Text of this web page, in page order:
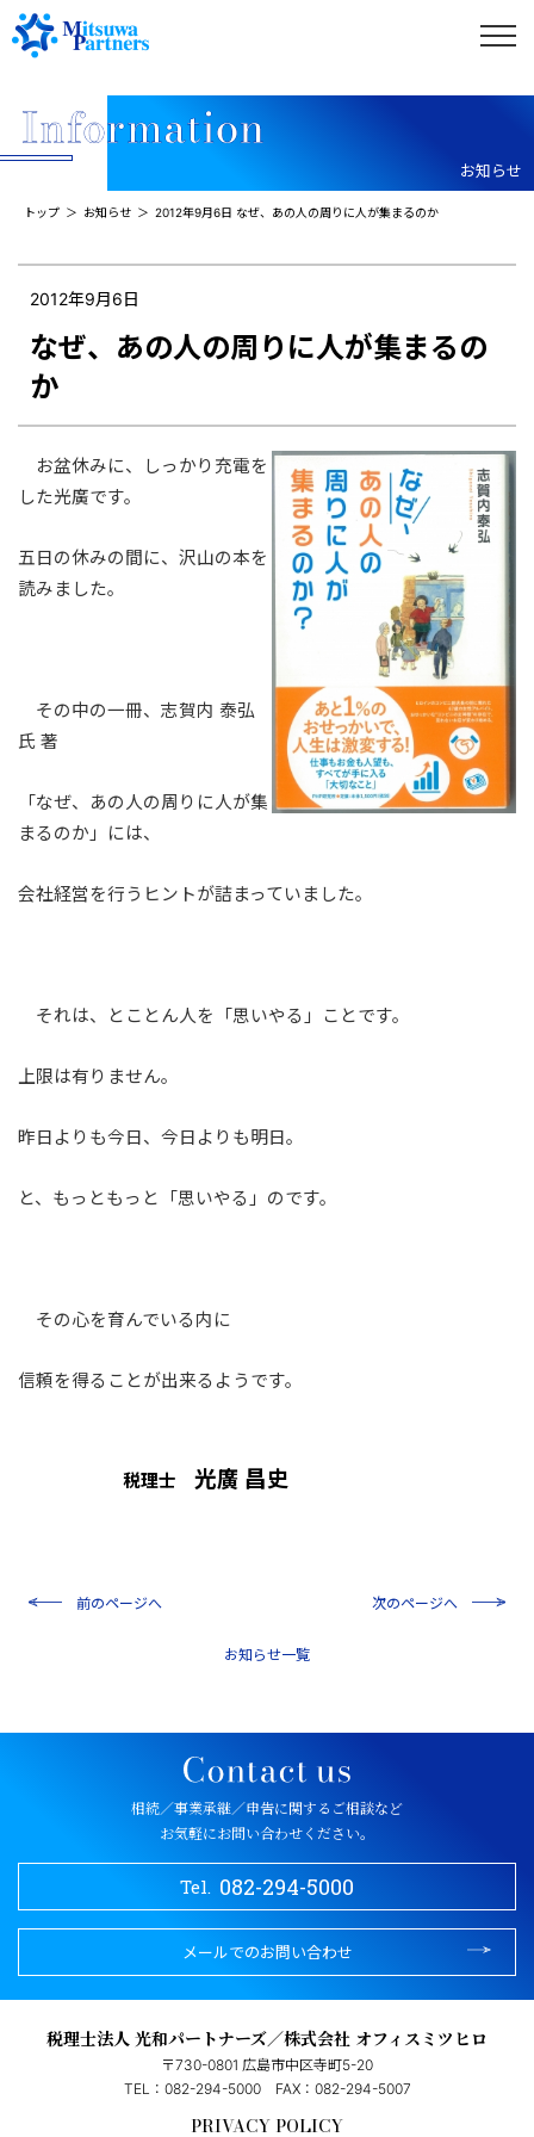
お知らせ
トップ お知らせ 2012年9月6日 なぜ、あの人の周りに人が集まるのか
2012年9月6日
なぜ、あの人の周りに人が集まるの
か
お盆休みに、しっかり充電を
した光廣です。
五日の休みの間に、沢山の本を
読みました。
その中の一冊、志賀内 泰弘
氏 著
「なぜ、あの人の周りに人が集
まるのか」には、
会社経営を行うヒントが詰まっていました。
それは、とことん人を「思いやる」ことです。
上限は有りません。
昨日よりも今日、今日よりも明日。
と、もっともっと「思いやる」のです。
その心を育んでいる内に
信頼を得ることが出来るようです。
税理士 光廣 昌史
前のページへ
一覧
次のページへ
相続／事業承継／申告に関するご相談など
お気軽にお問い合わせください。
Tel. 082-294-5000
メールでのお問い合わせ
税理士法人 光和パートナーズ／株式会社 オフィスミツヒロ
〒730-0801 広島市中区寺町5-20
TEL：082-294-5000
FAX：082-294-5007
PRIVACY POLICY